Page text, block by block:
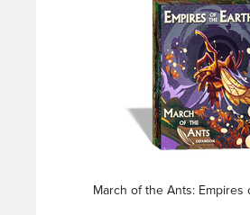
March of the Ants: Empires